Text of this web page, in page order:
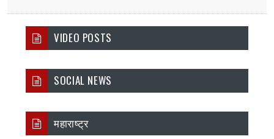
VIDEO POSTS
SOCIAL NEWS
महाराष्ट्र